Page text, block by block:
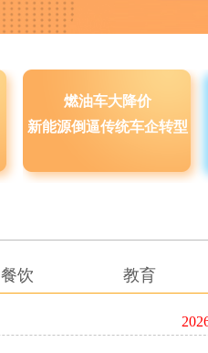
燃油车大降价
新能源倒逼传统车企转型
餐饮 教育